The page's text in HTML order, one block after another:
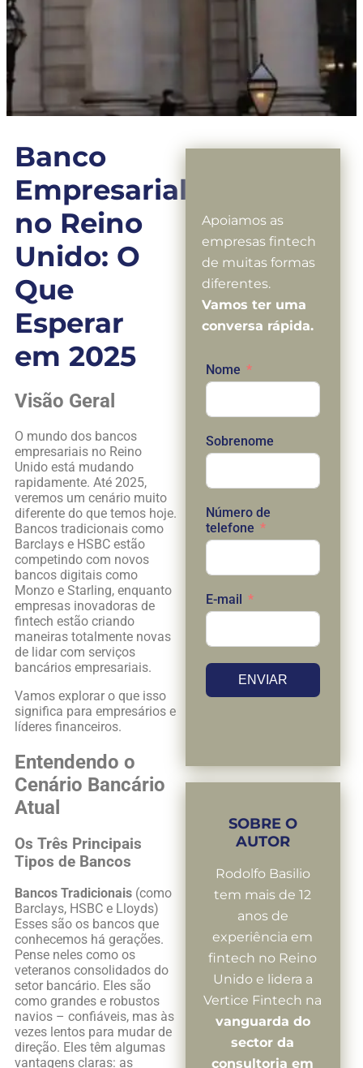
Banco
Empresarial
no Reino
Unido: O
Que
Esperar
em 2025
Visão Geral
O mundo dos bancos
empresariais no Reino
Unido está mudando
rapidamente. Até 2025,
veremos um cenário muito
diferente do que temos hoje.
Bancos tradicionais como
Barclays e HSBC estão
competindo com novos
bancos digitais como
Monzo e Starling, enquanto
empresas inovadoras de
fintech estão criando
maneiras totalmente novas
de lidar com serviços
bancários empresariais.
Vamos explorar o que isso
significa para empresários e
líderes financeiros.
Entendendo o
Cenário Bancário
Atual
Os Três Principais
Tipos de Bancos
Bancos Tradicionais (como
Barclays, HSBC e Lloyds)
Esses são os bancos que
conhecemos há gerações.
Pense neles como os
veteranos consolidados do
setor bancário. Eles são
como grandes e robustos
navios – confiáveis, mas às
vezes lentos para mudar de
direção. Eles têm algumas
vantagens claras: as
Apoiamos as
empresas fintech
de muitas formas
diferentes.
Vamos ter uma
conversa rápida.
Nome
Sobrenome
Número de
telefone
E-mail
ENVIAR
SOBRE O
AUTOR
Rodolfo Basilio
tem mais de 12
anos de
experiência em
fintech no Reino
Unido e lidera a
Vertice Fintech na
vanguarda do
sector da
consultoria em